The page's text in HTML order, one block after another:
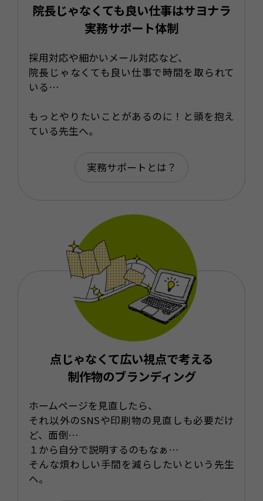
院長じゃなくても良い仕事はサヨナラ
実務サポート体制
採用対応や細かいメール対応など、
院長じゃなくても良い仕事で時間を取られて
いる…
もっとやりたいことがあるのに！と頭を抱え
ている先生へ。
実務サポートとは？
点じゃなくて広い視点で考える
制作物のブランディング
ホームページを見直したら、
それ以外のSNSや印刷物の見直しも必要だけ
ど、面倒…
１から自分で説明するのもなぁ…
そんな煩わしい手間を減らしたいという先生
へ。